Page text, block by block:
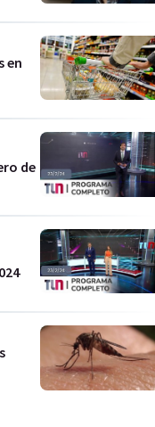
en
de